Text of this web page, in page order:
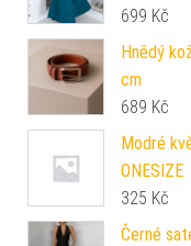
699 Kč
Hnědý
cm
689 Kč
Modré
ONESIZE
325 Kč
Černé